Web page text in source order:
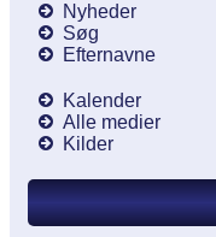
Nyheder
Søg
Efternavne
Kalender
Alle medier
Kilder